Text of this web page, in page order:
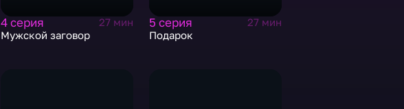
4 серия
27 мин
Мужской заговор
5 серия
27 мин
Подарок